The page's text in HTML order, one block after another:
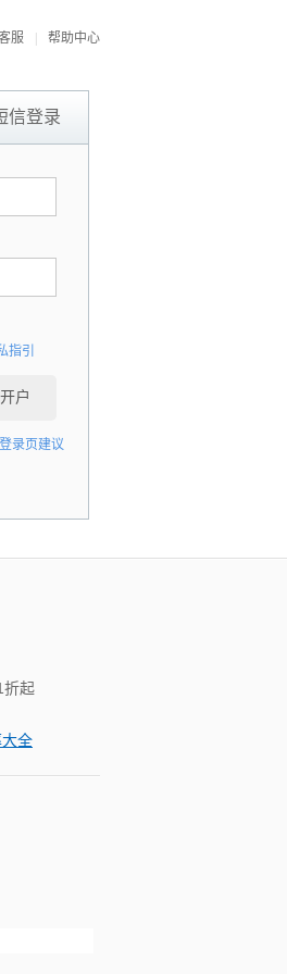
服 帮助中心
信登录
指引
户
登录页建议
折起
全